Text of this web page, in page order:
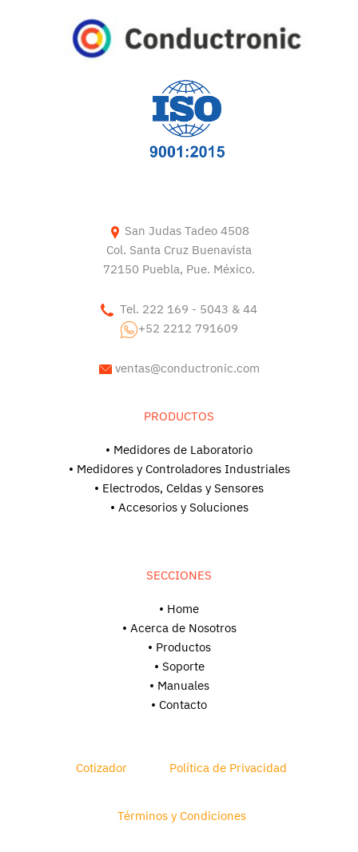
San Judas Tadeo 4508
Col. Santa Cruz Buenavista
72150 Puebla, Pue. México.
Tel. 222 169 - 5043 & 44
+52 2212 791609
ventas@conductronic.com
PRODUCTOS
• Medidores de Laboratorio
• Medidores y Controladores Industriales
• Electrodos, Celdas y Sensores
• Accesorios y Soluciones
SECCIONES
• Home
• Acerca de Nosotros
• Productos
• Soporte
• Manuales
• Contacto
Cotizador Política de Privacidad
Términos y Condiciones